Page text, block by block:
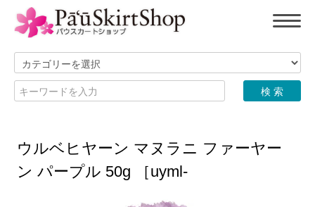
ウルベヒヤーン マヌラニ ファーヤー
ン パープル 50g ［uyml-